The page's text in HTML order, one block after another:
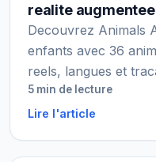
realite augmentee
Decouvrez Animals
enfants avec 36
reels, langues et
5 min de lecture
Lire l'article